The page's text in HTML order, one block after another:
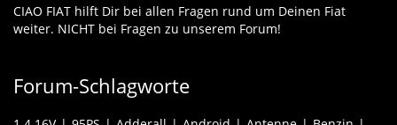
CIAO FIAT hilft Dir bei allen Fragen rund um Deinen Fiat
weiter. NICHT bei Fragen zu unserem Forum!
Forum-Schlagworte